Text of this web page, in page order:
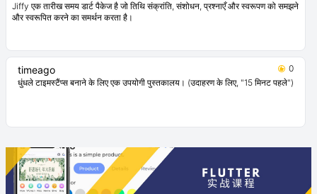
Jiffy एक तारीख समय डार्ट पैकेज है जो तिथि संक्रांति, संशोधन, प्रश्नाएँ और स्वरूपण को समझने
और स्वरूपित करने का समर्थन करता है।
timeago
0
धुंधले टाइमस्टैंप्स बनाने के लिए एक उपयोगी पुस्तकालय। (उदाहरण के लिए, "15 मिनट पहले")